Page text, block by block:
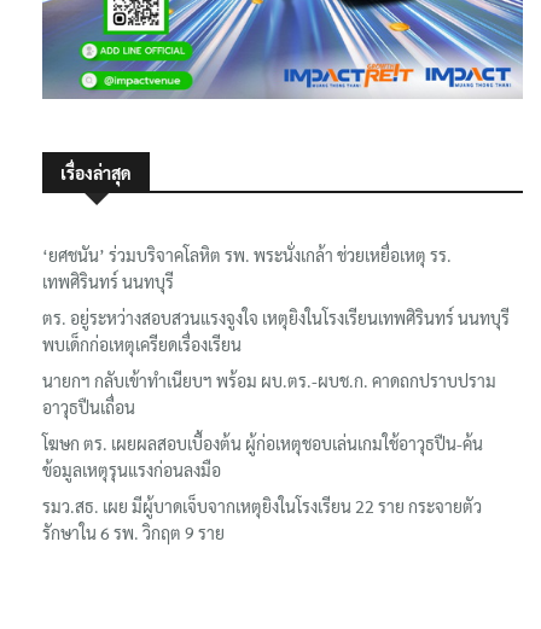
เรื่องล่าสุด
‘ยศชนัน’ ร่วมบริจาคโลหิต รพ. พระนั่งเกล้า ช่วยเหยื่อเหตุ รร.
เทพศิรินทร์ นนทบุรี
ตร. อยู่ระหว่างสอบสวนแรงจูงใจ เหตุยิงในโรงเรียนเทพศิรินทร์ นนทบุรี
พบเด็กก่อเหตุเครียดเรื่องเรียน
นายกฯ กลับเข้าทำเนียบฯ พร้อม ผบ.ตร.-ผบช.ก. คาดถกปราบปราม
อาวุธปืนเถื่อน
โฆษก ตร. เผยผลสอบเบื้องต้น ผู้ก่อเหตุชอบเล่นเกมใช้อาวุธปืน-ค้น
ข้อมูลเหตุรุนแรงก่อนลงมือ
รมว.สธ. เผย มีผู้บาดเจ็บจากเหตุยิงในโรงเรียน 22 ราย กระจายตัว
รักษาใน 6 รพ. วิกฤต 9 ราย